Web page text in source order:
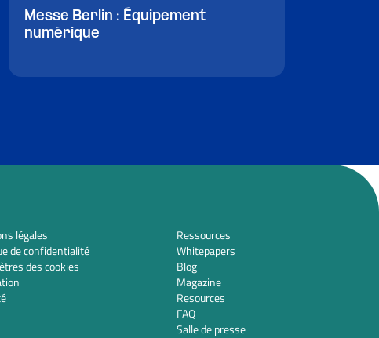
Messe Berlin : Équipement
numérique
légales
de confidentialité
des cookies
Ressources
Whitepapers
Blog
Magazine
Resources
FAQ
Salle de presse